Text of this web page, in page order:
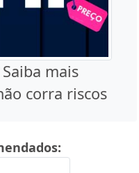
mais
corra riscos